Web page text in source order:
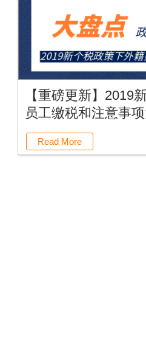
【重磅更新】2019
员工缴税和注意事
Read More